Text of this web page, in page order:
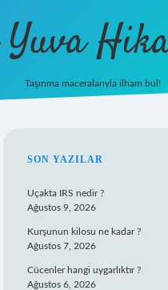
Taşınma maceralarıyla ilham bul!
SIDEBAR
SON YAZILAR
Uçakta IRS nedir ?
Ağustos 9, 2026
Kurşunun kilosu ne kadar ?
Ağustos 7, 2026
Cücenler hangi uygarlıktır ?
Ağustos 6, 2026